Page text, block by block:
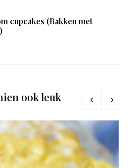
cupcakes (Bakken met
ook leuk